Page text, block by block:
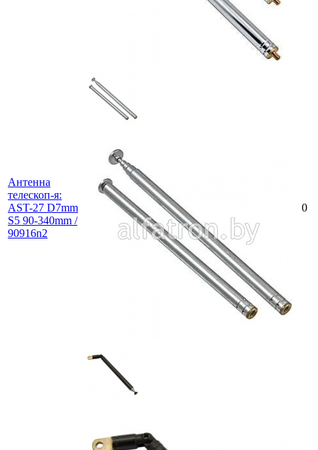
Антенна
телескоп-я:
AST-27 D7mm
S5 90-340mm /
90916n2
0